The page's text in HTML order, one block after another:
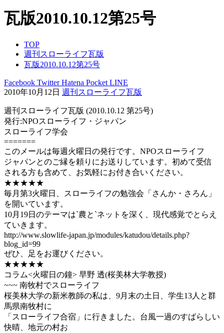
瓦版2010.10.12第25号
TOP
週刊スローライフ瓦版
瓦版2010.10.12第25号
Facebook TwitterHatena Pocket LINE
2010年10月12日 週刊スローライフ瓦版
週刊スローライフ瓦版 (2010.10.12 第25号)
発行:NPOスローライフ・ジャパン
スローライフ学会
=======
このメールは毎週火曜日の発行です。NPOスローライフ
ジャパンとのご縁を頼りにお送りしています。初めて受信
される方も含めて、お気軽にお付き合いください。
★★★★★
毎月第3火曜日、スローライフの勉強会「さんか・さろん」
を開いています。
10月19日のテーマは`農と`ネットを深く、現代感覚でとらえ
ていきます。
http://www.slowlife-japan.jp/modules/katudou/details.php?
blog_id=99
ぜひ、足をお運びください。
★★★★★
コラム<火曜日の鐘> 早野 透(桜美林大学教授)
~~~ 南牧村でスローライフ
桜美林大学の新米教師の私は、9月末の土日、学生13人と群
馬県南牧村に
「スローライフ合宿」に行きました。台風一過のすばらしい
快晴、地元の村お